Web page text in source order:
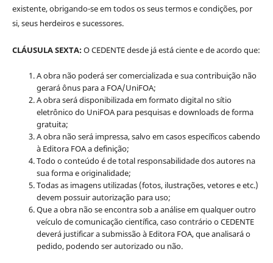
existente, obrigando-se em todos os seus termos e condições, por
si, seus herdeiros e sucessores.
CLÁUSULA SEXTA:O CEDENTE desde já está ciente e de acordo que:
A obra não poderá ser comercializada e sua contribuição não
gerará ônus para a FOA/UniFOA;
A obra será disponibilizada em formato digital no sítio
eletrônico do UniFOA para pesquisas e downloads de forma
gratuita;
A obra não será impressa, salvo em casos específicos cabendo
à Editora FOA a definição;
Todo o conteúdo é de total responsabilidade dos autores na
sua forma e originalidade;
Todas as imagens utilizadas (fotos, ilustrações, vetores e etc.)
devem possuir autorização para uso;
Que a obra não se encontra sob a análise em qualquer outro
veículo de comunicação científica, caso contrário o CEDENTE
deverá justificar a submissão à Editora FOA, que analisará o
pedido, podendo ser autorizado ou não.